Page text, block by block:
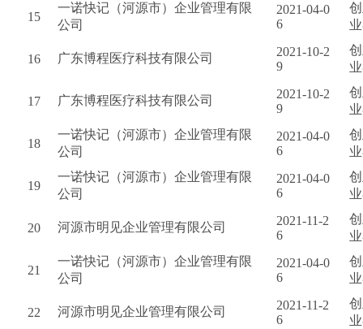
15
一诺快记（河源市）企业管理有限
公司
2021-04-0
6
16 广东博程医疗科技有限公司
2021-10-2
9
17 广东博程医疗科技有限公司
2021-10-2
9
18
一诺快记（河源市）企业管理有限
公司
2021-04-0
6
19
一诺快记（河源市）企业管理有限
公司
2021-04-0
6
20 河源市明见企业管理有限公司
2021-11-2
6
21
一诺快记（河源市）企业管理有限
公司
2021-04-0
6
22 河源市明见企业管理有限公司
2021-11-2
6